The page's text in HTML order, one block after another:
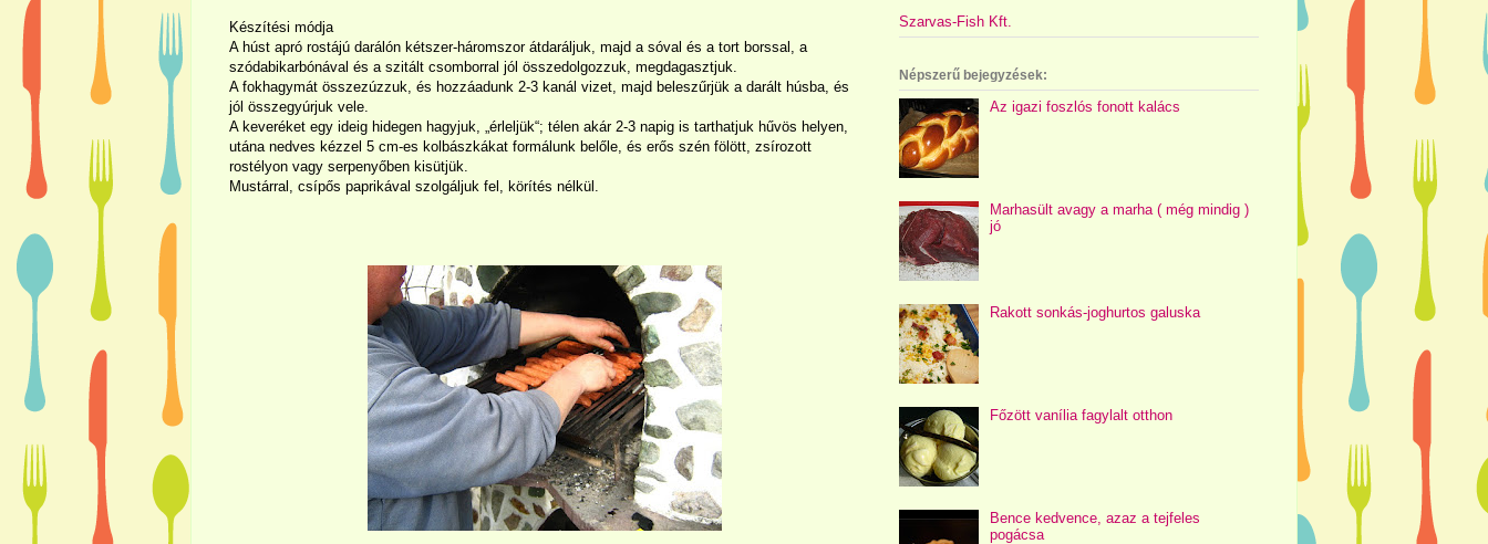
Készítési módja
A húst apró rostájú darálón kétszer-háromszor átdaráljuk, majd a sóval és a tort borssal, a
szódabikarbónával és a szitált csomborral jól összedolgozzuk, megdagasztjuk.
A fokhagymát összezúzzuk, és hozzáadunk 2-3 kanál vizet, majd beleszűrjük a darált húsba, és
jól összegyúrjuk vele.
A keveréket egy ideig hidegen hagyjuk, „érleljük“; télen akár 2-3 napig is tarthatjuk hűvös helyen,
utána nedves kézzel 5 cm-es kolbászkákat formálunk belőle, és erős szén fölött, zsírozott
rostélyon vagy serpenyőben kisütjük.
Mustárral, csípős paprikával szolgáljuk fel, körítés nélkül.
Szarvas-Fish Kft.
Népszerű bejegyzések:
Az igazi foszlós fonott kalács
Marhasült avagy a marha ( még mindig )
jó
Rakott sonkás-joghurtos galuska
Főzött vanília fagylalt otthon
Bence kedvence, azaz a tejfeles
pogácsa